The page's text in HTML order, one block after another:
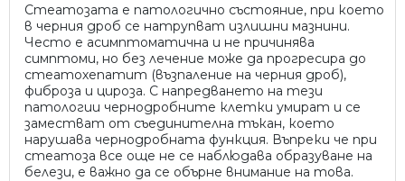
Стеатозата е патологично състояние, при което
в черния дроб се натрупват излишни мазнини.
Често е асимптоматична и не причинява
симптоми, но без лечение може да прогресира до
стеатохепатит (възпаление на черния дроб),
фиброза и цироза. С напредването на тези
патологии чернодробните клетки умират и се
заместват от съединителна тъкан, което
нарушава чернодробната функция. Въпреки че при
стеатоза все още не се наблюдава образуване на
белези, е важно да се обърне внимание на това.